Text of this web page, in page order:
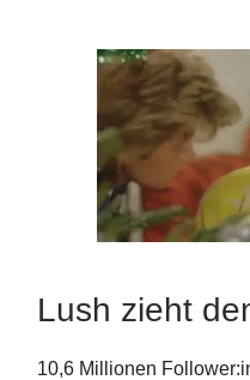
Lush zieht
10,6 Millionen